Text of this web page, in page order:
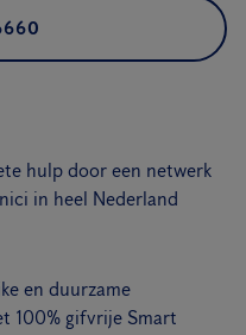
hulp door een netwerk
in heel Nederland
en duurzame
100% gifvrije Smart